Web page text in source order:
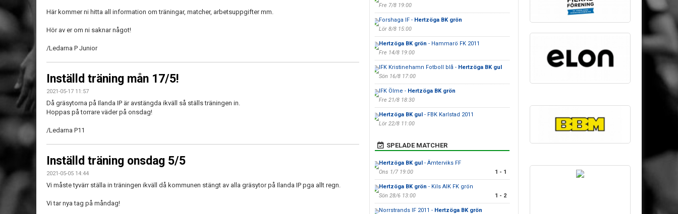
Här kommer ni hitta all information om träningar, matcher, arbetsuppgifter mm.
Hör av er om ni saknar något!
/Ledarna P Junior
Inställd träning mån 17/5!
2021-05-17 11:57
Då gräsytorna på Ilanda IP är avstängda ikväll så ställs träningen in.
Hoppas på torrare väder på onsdag!
/Ledarna P11
Inställd träning onsdag 5/5
2021-05-05 14:44
Vi måste tyvärr ställa in träningen ikväll då kommunen stängt av alla gräsytor på Ilanda IP pga allt regn.
Vi tar nya tag på måndag!
Fre 7/8 19:00
Forshaga IF - Hertzöga BK grön
Lör 8/8 15:00
Hertzöga BK grön - Hammarö FK 2011
Fre 14/8 19:00
IFK Kristinehamn Fotboll blå - Hertzöga BK gul
Sön 16/8 17:00
IFK Ölme - Hertzöga BK grön
Fre 21/8 18:30
Hertzöga BK gul- FBK Karlstad 2011
Lör 22/8 11:00
SPELADE MATCHER
Hertzöga BK gul- Ämterviks FF
Ons 1/7 19:00
1 - 1
Hertzöga BK grön - Kils AIK FK grön
Sön 28/6 13:00
1 - 2
Norrstrands IF 2011 - Hertzöga BK grön